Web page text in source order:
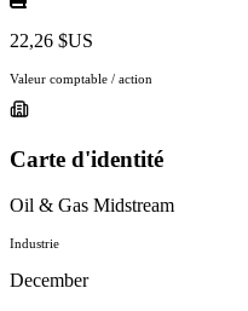
22,26 $US
Valeur comptable / action
Carte d'identité
Oil & Gas Midstream
Industrie
December